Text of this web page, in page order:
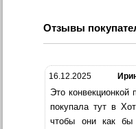
Отзывы
16.12.2025
Это
покупала тут в
чтобы они как